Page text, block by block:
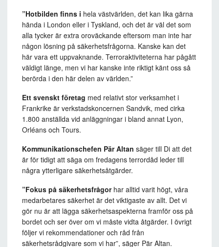
”Hotbilden finns i hela västvärlden, det kan lika gärna
hända i London eller i Tyskland, och det är väl det som
alla tycker är extra oroväckande eftersom man inte har
någon lösning på säkerhetsfrågorna. Kanske kan det
här vara ett uppvaknande. Terroraktiviteterna har pågått
väldigt länge, men vi har kanske inte riktigt känt oss så
berörda i den här delen av världen.”
Ett svenskt företag med relativt stor verksamhet i
Frankrike är verkstadskoncernen Sandvik, med cirka
1.800 anställda vid anläggningar i bland annat Lyon,
Orléans och Tours.
Kommunikationschefen Pär Altan säger till Di att det
är för tidigt att säga om fredagens terrordåd leder till
några ytterligare säkerhetsåtgärder.
”Fokus på säkerhetsfrågorhar alltid varit högt, våra
medarbetares säkerhet är det viktigaste av allt. Det vi
gör nu är att lägga säkerhetsaspekterna framför oss på
bordet och ser över om vi måste vidta åtgärder. I övrigt
följer vi rekommendationer och råd från
säkerhetsrådgivare som vi har”, säger Pär Altan.